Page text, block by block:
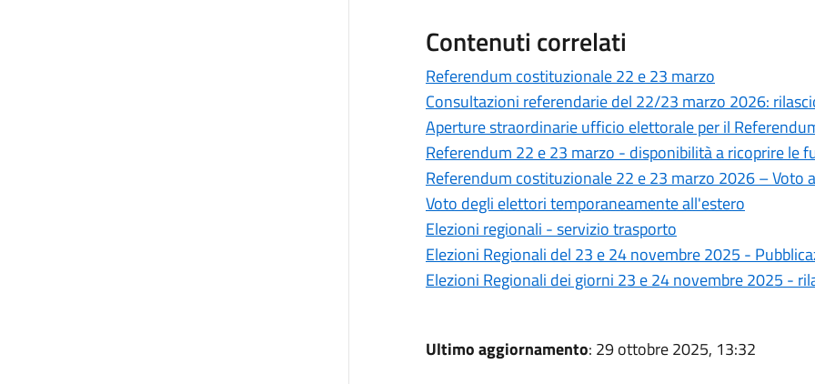
Contenuti correlati
Referendum costituzionale 22 e 23 marzo
Consultazioni referendarie del 22/23 marzo 2026:
Aperture straordinarie ufficio elettorale per il
Referendum 22 e 23 marzo - disponibilità a ricoprire le
Referendum costituzionale 22 e 23 marzo 2026 –
Voto degli elettori temporaneamente all'estero
Elezioni regionali - servizio trasporto
Elezioni Regionali del 23 e 24 novembre 2025 -
Elezioni Regionali dei giorni 23 e 24 novembre 2025 -
Ultimo aggiornamento: 29 ottobre 2025, 13:32